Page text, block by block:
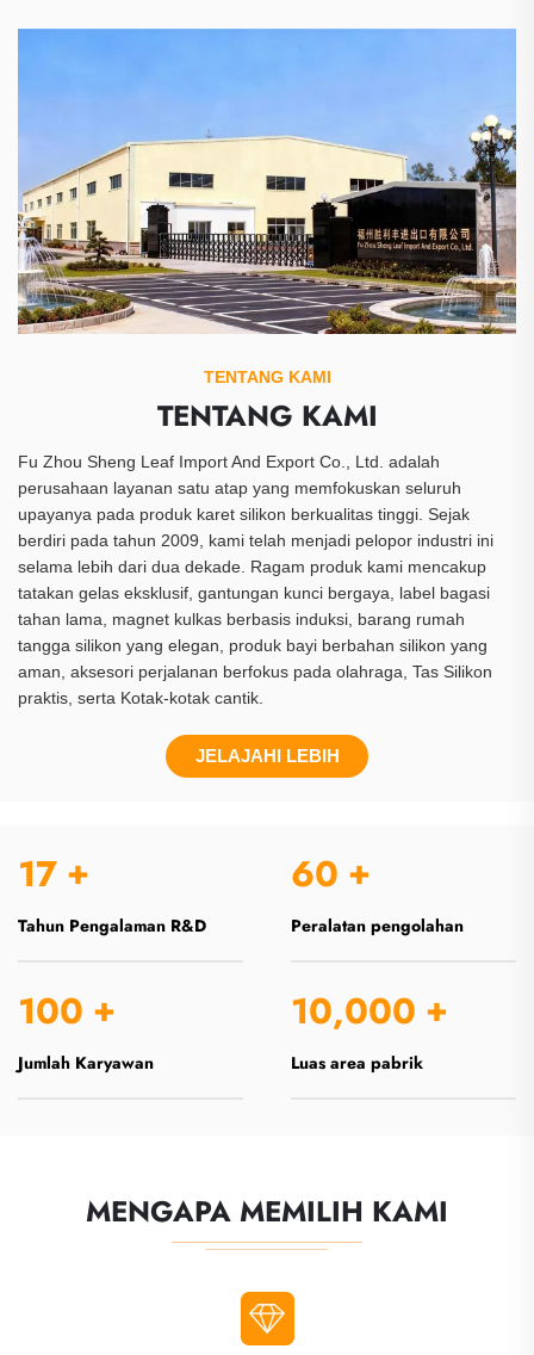
TENTANG KAMI
TENTANG KAMI
Fu Zhou Sheng Leaf Import And Export Co., Ltd. adalah
perusahaan layanan satu atap yang memfokuskan seluruh
upayanya pada produk karet silikon berkualitas tinggi. Sejak
berdiri pada tahun 2009, kami telah menjadi pelopor industri ini
selama lebih dari dua dekade. Ragam produk kami mencakup
tatakan gelas eksklusif, gantungan kunci bergaya, label bagasi
tahan lama, magnet kulkas berbasis induksi, barang rumah
tangga silikon yang elegan, produk bayi berbahan silikon yang
aman, aksesori perjalanan berfokus pada olahraga, Tas Silikon
praktis, serta Kotak-kotak cantik.
JELAJAHI LEBIH
17 +
Tahun Pengalaman R&D
60 +
Peralatan pengolahan
100 +
Jumlah Karyawan
10,000 +
Luas area pabrik
MENGAPA MEMILIH KAMI